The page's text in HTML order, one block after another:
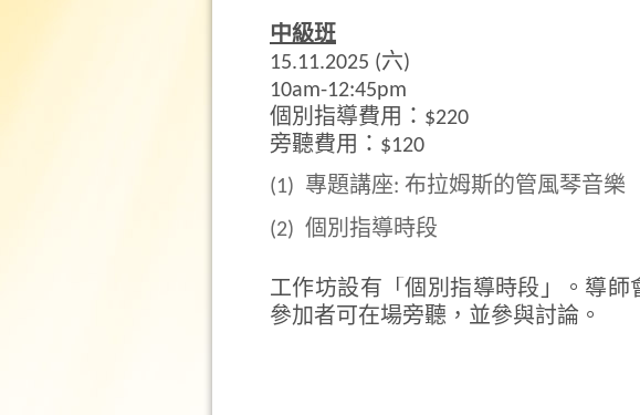
中級班
15.11.2025 (六)
10am-12:45pm
個別指導費用：$220
旁聽費用：$120
(1) 專題講座: 布拉姆斯的管風琴音樂
(2) 個別指導時段
工作坊設有「個別指導時段」。導
參加者可在場旁聽，並參與討論。